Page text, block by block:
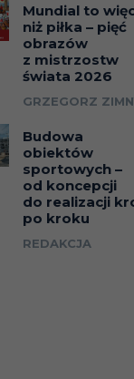
Mundial to
niż piłka – pięć
obrazów
z mistrzostw
świata 2026
GRZEGORZ
Budowa
obiektów
sportowych –
od koncepcji
do realizacji
po kroku
REDAKCJA